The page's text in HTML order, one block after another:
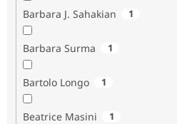
Barbara J. Sahakian 1
Barbara Surma 1
Bartolo Longo 1
Beatrice Masini 1